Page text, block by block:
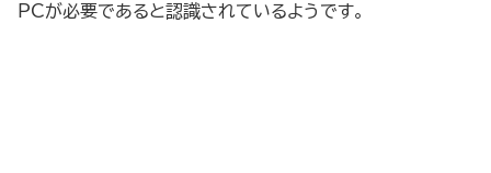
PCが必要であると認識されているようです。